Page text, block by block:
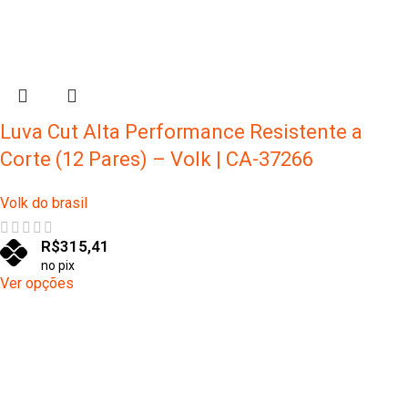
Luva Cut Alta Performance Resistente a
Corte (12 Pares) – Volk | CA-37266
Volk do brasil
R$315,41
no pix
Ver opções